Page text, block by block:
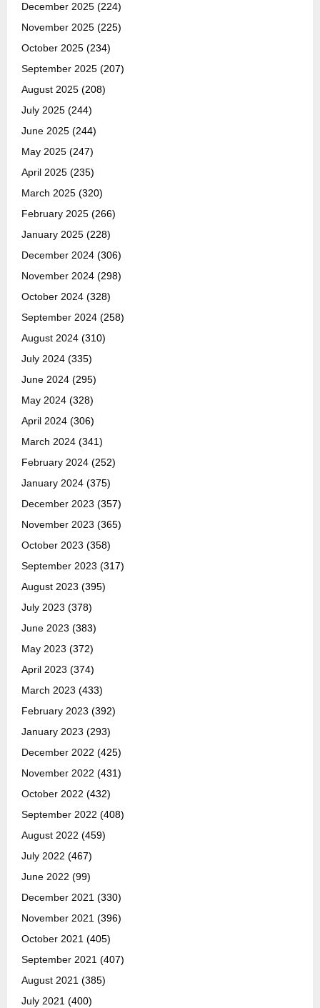
December 2025 (224)
November 2025 (225)
October 2025 (234)
September 2025 (207)
August 2025 (208)
July 2025 (244)
June 2025 (244)
May 2025 (247)
April 2025 (235)
March 2025 (320)
February 2025 (266)
January 2025 (228)
December 2024 (306)
November 2024 (298)
October 2024 (328)
September 2024 (258)
August 2024 (310)
July 2024 (335)
June 2024 (295)
May 2024 (328)
April 2024 (306)
March 2024 (341)
February 2024 (252)
January 2024 (375)
December 2023 (357)
November 2023 (365)
October 2023 (358)
September 2023 (317)
August 2023 (395)
July 2023 (378)
June 2023 (383)
May 2023 (372)
April 2023 (374)
March 2023 (433)
February 2023 (392)
January 2023 (293)
December 2022 (425)
November 2022 (431)
October 2022 (432)
September 2022 (408)
August 2022 (459)
July 2022 (467)
June 2022 (99)
December 2021 (330)
November 2021 (396)
October 2021 (405)
September 2021 (407)
August 2021 (385)
July 2021 (400)